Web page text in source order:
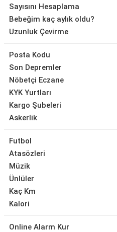
Sayısını Hesaplama
Bebeğim kaç aylık oldu?
Uzunluk Çevirme
Posta Kodu
Son Depremler
Nöbetçi Eczane
KYK Yurtları
Kargo Şubeleri
Askerlik
Futbol
Atasözleri
Müzik
Ünlüler
Kaç Km
Kalori
Online Alarm Kur